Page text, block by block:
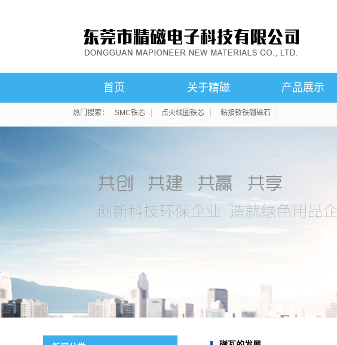
首页 关于精磁
公司简介
产品展示
烧结钕铁硼磁石
永磁铁氧体磁石
热门搜索： SMC铁芯 点火线圈铁芯 粘接钕铁硼磁石